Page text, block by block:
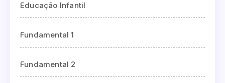
Educação Infantil
Fundamental 1
Fundamental 2